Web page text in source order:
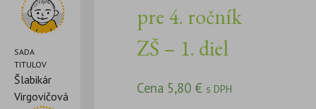
SADA
TITULOV
Šlabikár
Virgovičová
pre 4. ročník
ZŠ – 1. diel
Cena 5,80 € s DPH